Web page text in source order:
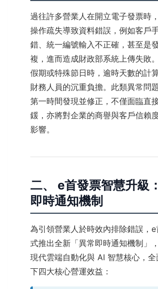
過往許多營業人在開立電子發票時
操作疏失導致資料錯誤，例如客戶
錯、統一編號輸入不正確，甚至是
複，進而造成財政部系統上傳失敗
假期或特殊節日時，逾時天數的計
財務人員的沉重負擔。此類異常問
第一時間發現並修正，不僅面臨直
鍰，亦將對企業的商譽與客戶信賴
影響。
二、 e首發票智慧升級
即時通知機制
為引領營業人於時效內排除錯誤，e
式推出全新「異常即時通知機制」
現代雲端自動化與 AI 智慧核心，全
下四大核心營運效益：